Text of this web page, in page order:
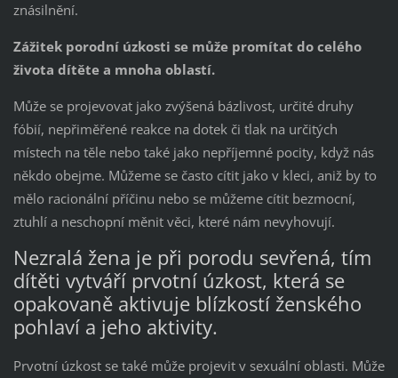
znásilnění.
Zážitek porodní úzkosti se může promítat do celého
života dítěte a mnoha oblastí.
Může se projevovat jako zvýšená bázlivost, určité druhy
fóbií, nepřiměřené reakce na dotek či tlak na určitých
místech na těle nebo také jako nepříjemné pocity, když nás
někdo obejme. Můžeme se často cítit jako v kleci, aniž by to
mělo racionální příčinu nebo se můžeme cítit bezmocní,
ztuhlí a neschopní měnit věci, které nám nevyhovují.
Nezralá žena je při porodu sevřená, tím
dítěti vytváří prvotní úzkost, která se
opakovaně aktivuje blízkostí ženského
pohlaví a jeho aktivity.
Prvotní úzkost se také může projevit v sexuální oblasti. Může